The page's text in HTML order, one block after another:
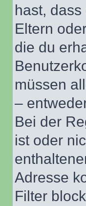
hast,
Eltern
die du
müssen
–
Bei der
ist oder
Adresse
Filter